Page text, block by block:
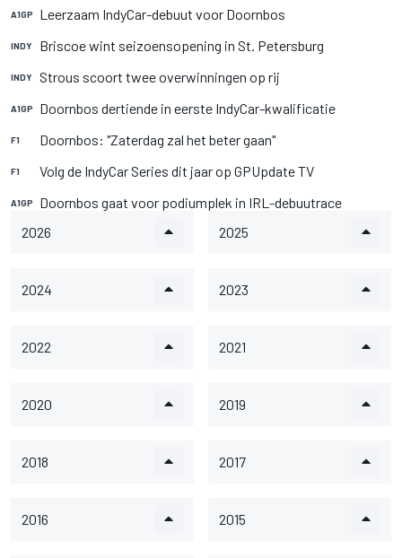
A1GP Leerzaam IndyCar-debuut voor Doornbos
INDY Briscoe wint seizoensopening in St. Petersburg
INDY Strous scoort twee overwinningen op rij
A1GP Doornbos dertiende in eerste IndyCar-kwalificatie
F1 Doornbos: "Zaterdag zal het beter gaan"
F1 Volg de IndyCar Series dit jaar op GPUpdate TV
A1GP
Doornbos gaat voor podiumplek in IRL-debuutrace
2026
2025
2024 2023
2022 2021
2020 2019
2018 2017
2016 2015